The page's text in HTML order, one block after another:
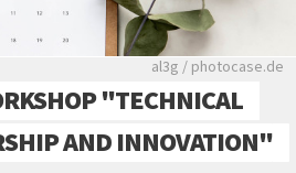
Rote leere
al3g / photocase.de
"TECHNICAL
AND INNOVATION"